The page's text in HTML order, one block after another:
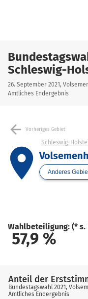
Schleswig-
26. September 2021,
Amtliches Endergebnis
arrow_back Vorheriges Gebiet
place
Schleswig-
Anderes
Wahlbeteiligung: (* s.
57,9 %
Anteil der
Bundestagswahl 2021,
Amtliches Endergebnis